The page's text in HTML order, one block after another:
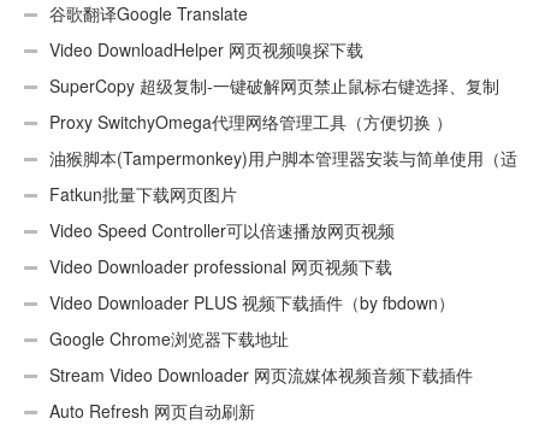
“CEX_HEADER_INVALID”的解决办法
谷歌翻译Google Translate
Video DownloadHelper 网页视频嗅探下载
SuperCopy 超级复制-一键破解网页禁止鼠标右键选择、复制
Proxy SwitchyOmega代理网络管理工具（方便切换 ）
油猴脚本(Tampermonkey)用户脚本管理器安装与简单使用（适
用Android）
Fatkun批量下载网页图片
Video Speed Controller可以倍速播放网页视频
Video Downloader professional 网页视频下载
Video Downloader PLUS 视频下载插件（by fbdown）
Google Chrome浏览器下载地址
Stream Video Downloader 网页流媒体视频音频下载插件
Auto Refresh 网页自动刷新